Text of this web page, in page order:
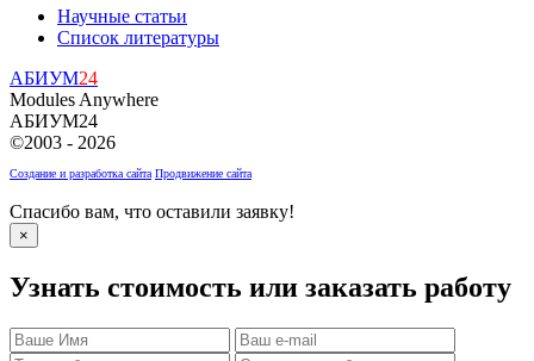
Научные статьи
Список литературы
АБИУМ24
Modules Anywhere
АБИУМ24
©2003 - 2026
Создание и разработка сайта Продвижение сайта
Спасибо вам, что оставили заявку!
×
Узнать стоимость или заказать работу